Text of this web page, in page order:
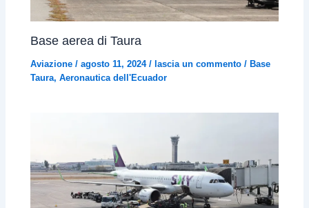
Base aerea di Taura
Aviazione /agosto 11, 2024/ lascia un commento / Base
Taura,Aeronautica dell'Ecuador